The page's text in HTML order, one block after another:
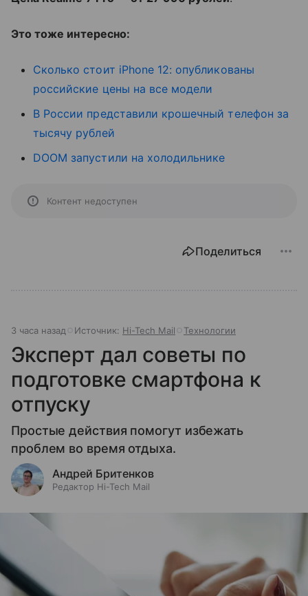
Это тоже интересно:
Сколько стоит iPhone 12: опубликованы
российские цены на все модели
В России представили крошечный телефон за
тысячу рублей
DOOM запустили на холодильнике
Контент недоступен
Поделиться
3 часа назад Источник: Hi-Tech Mail Технологии
Эксперт дал советы по
подготовке смартфона к
отпуску
Простые действия помогут избежать
проблем во время отдыха.
Андрей Бритенков
Редактор Hi-Tech Mail